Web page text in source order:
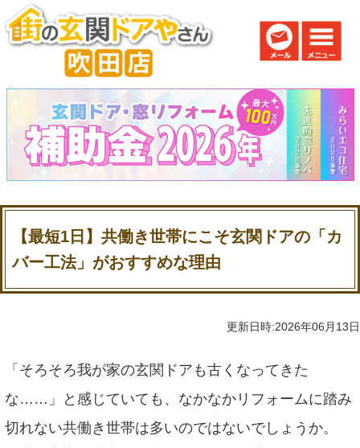
【最短1日】共働き世帯にこそ玄関ドアの「カ
バー工法」がおすすめな理由
更新日時:2026年06月13日
「そろそろ我が家の玄関ドアも古くなってきた
な……」と感じていても、なかなかリフォームに踏み
切れない共働き世帯は多いのではないでしょうか。